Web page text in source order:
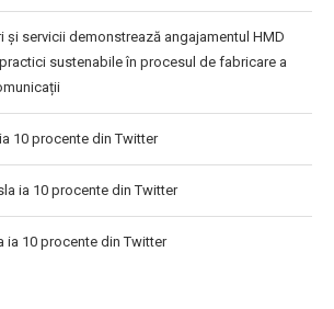
și servicii demonstrează angajamentul HMD
sustenabile în procesul de fabricare a
10 procente din Twitter
ia 10 procente din Twitter
ia 10 procente din Twitter